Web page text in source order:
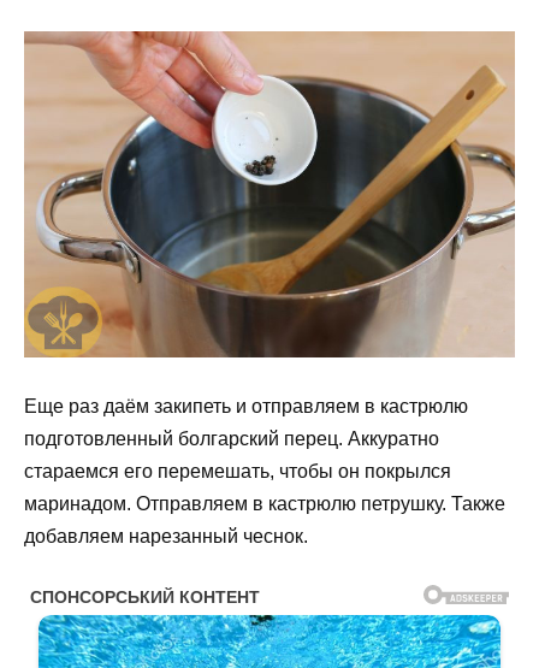
Еще раз даём закипеть и отправляем в кастрюлю
подготовленный болгарский перец. Аккуратно
стараемся его перемешать, чтобы он покрылся
маринадом. Отправляем в кастрюлю петрушку. Также
добавляем нарезанный чеснок.